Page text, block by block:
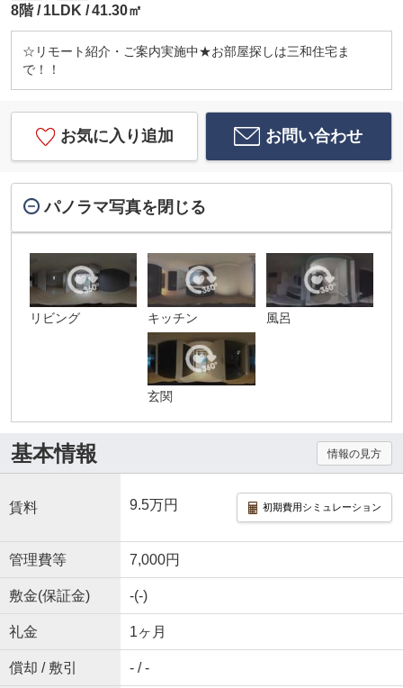
8階
1LDK 41.30㎡
☆リモート紹介・ご案内実施中★お部屋探しは三和住宅ま
で！！
お気に入り追加 お問い合わせ
パノラマ写真を閉じる
リビング キッチン 風呂
玄関
基本情報 情報の見方
賃料 9.5万円 初期費用シミュレーション
管理費等 7,000円
敷金(保証金) -(-)
礼金 1ヶ月
償却 / 敷引 - / -